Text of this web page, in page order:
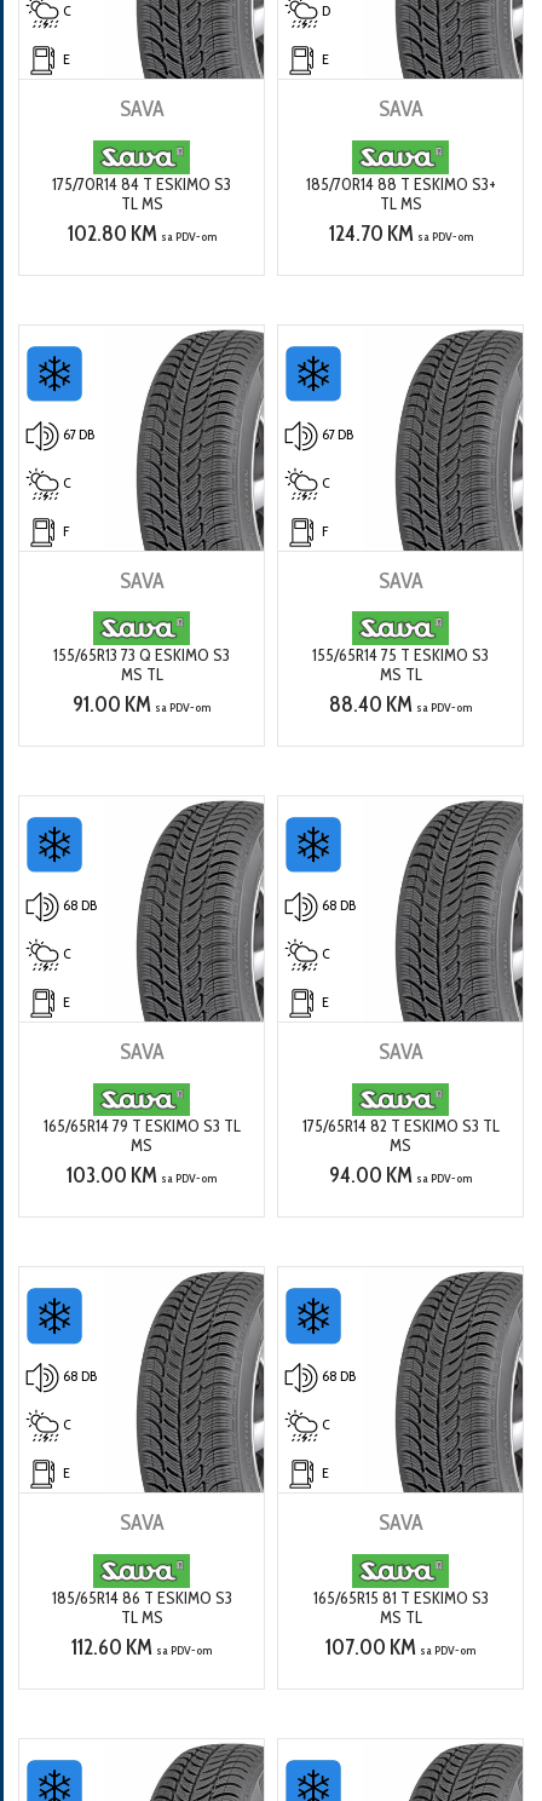
C
E
SAVA
175/70R14 84 T ESKIMO S3
TL MS
102.80 KM sa PDV-om
D
E
SAVA
185/70R14 88 T ESKIMO S3+
TL MS
124.70 KM sa PDV-om
67 DB
C
F
SAVA
155/65R13 73 Q ESKIMO S3
MS TL
91.00 KM sa PDV-om
67 DB
C
F
SAVA
155/65R14 75 T ESKIMO S3
MS TL
88.40 KM sa PDV-om
68 DB
C
E
SAVA
165/65R14 79 T ESKIMO S3 TL
MS
103.00 KM sa PDV-om
68 DB
C
E
SAVA
175/65R14 82 T ESKIMO S3 TL
MS
94.00 KM sa PDV-om
68 DB
C
E
SAVA
185/65R14 86 T ESKIMO S3
TL MS
112.60 KM sa PDV-om
68 DB
C
E
SAVA
165/65R15 81 T ESKIMO S3
MS TL
107.00 KM sa PDV-om